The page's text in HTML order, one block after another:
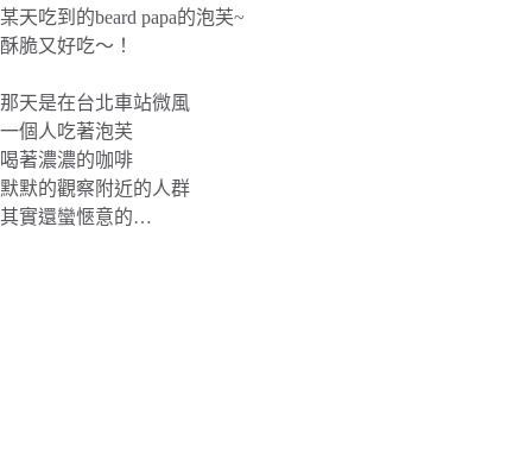
某天吃到的beard papa的泡芙~
酥脆又好吃～！
那天是在台北車站微風
一個人吃著泡芙
喝著濃濃的咖啡
默默的觀察附近的人群
其實還蠻愜意的…